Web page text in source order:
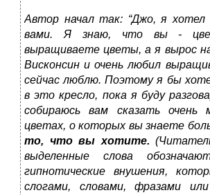
Автор начал так: “Джо, я хотел
вами. Я знаю, что вы -
выращиваете цветы, а я вырос
Висконсин и очень любил
сейчас люблю. Поэтому я бы
в это кресло, пока я буду
собираюсь вам сказать
цветах, о которых вы знаете
то, что вы хотите.
выделенные слова
гипнотические внушения,
слогами, словами, фразами